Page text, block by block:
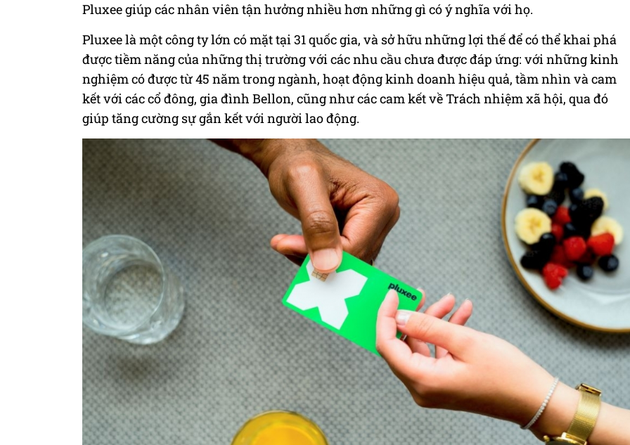
Pluxee giúp các nhân viên tận hưởng nhiều hơn những gì có ý nghĩa với họ.
Pluxee là một công ty lớn có mặt tại 31 quốc gia, và sở hữu những lợi thế để có thể khai phá
được tiềm năng của những thị trường với các nhu cầu chưa được đáp ứng: với những kinh
nghiệm có được từ 45 năm trong ngành, hoạt động kinh doanh hiệu quả, tầm nhìn và cam
kết với các cổ đông, gia đình Bellon, cũng như các cam kết về Trách nhiệm xã hội, qua đó
giúp tăng cường sự gắn kết với người lao động.